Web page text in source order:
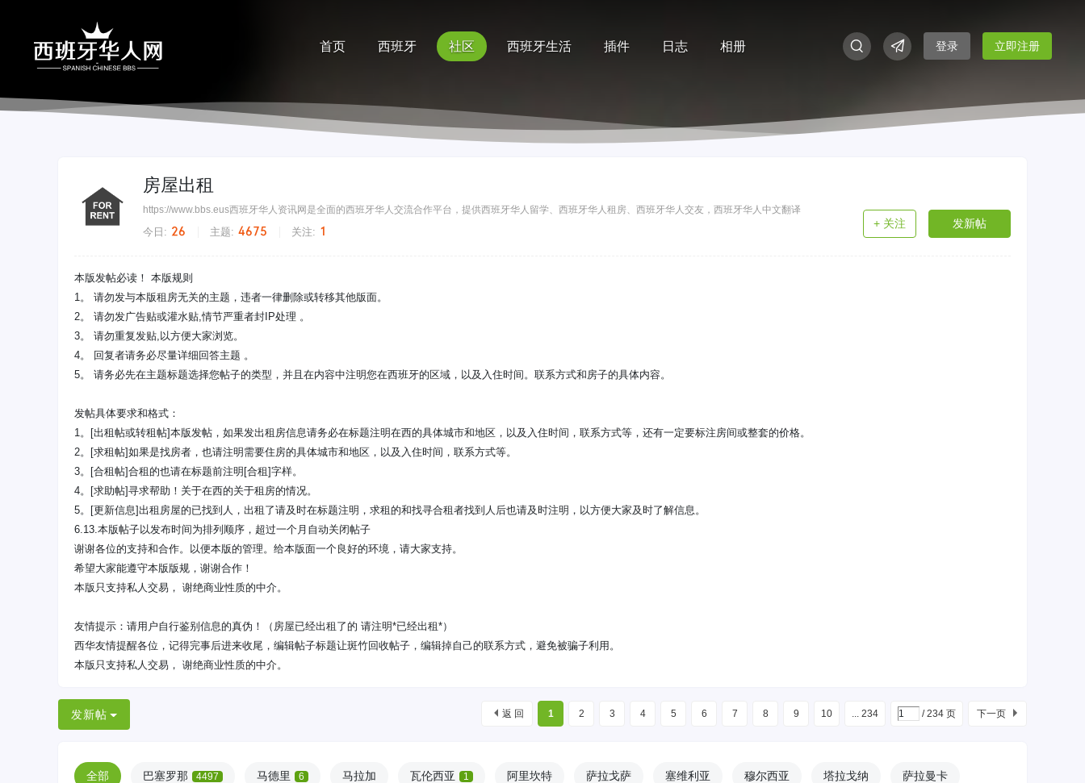
首页 西班牙 社区 西班牙生活 插件 日志 相册 登录 立即注册
房屋出租
https://www.bbs.eus西班牙华人资讯网是全面的西班牙华人交流合作平台，提供西班牙华人留学、西班牙华人租房、西班牙华人交友，西班牙华人中文翻译
今日: 26 主题: 4675 关注: 1 + 关注 发新帖
本版发帖必读！ 本版规则
1。 请勿发与本版租房无关的主题，违者一律删除或转移其他版面。
2。 请勿发广告贴或灌水贴,情节严重者封IP处理 。
3。 请勿重复发贴,以方便大家浏览。
4。 回复者请务必尽量详细回答主题 。
5。 请务必先在主题标题选择您帖子的类型，并且在内容中注明您在西班牙的区域，以及入住时间。联系方式和房子的具体内容。
发帖具体要求和格式：
1。[出租帖或转租帖]本版发帖，如果发出租房信息请务必在标题注明在西的具体城市和地区，以及入住时间，联系方式等，还有一定要标注房间或整套的价格。
2。[求租帖]如果是找房者，也请注明需要住房的具体城市和地区，以及入住时间，联系方式等。
3。[合租帖]合租的也请在标题前注明[合租]字样。
4。[求助帖]寻求帮助！关于在西的关于租房的情况。
5。[更新信息]出租房屋的已找到人，出租了请及时在标题注明，求租的和找寻合租者找到人后也请及时注明，以方便大家及时了解信息。
6.13.本版帖子以发布时间为排列顺序，超过一个月自动关闭帖子
谢谢各位的支持和合作。以便本版的管理。给本版面一个良好的环境，请大家支持。
希望大家能遵守本版版规，谢谢合作！
本版只支持私人交易， 谢绝商业性质的中介。
友情提示：请用户自行鉴别信息的真伪！（房屋已经出租了的 请注明*已经出租*）
西华友情提醒各位，记得完事后进来收尾，编辑帖子标题让斑竹回收帖子，编辑掉自己的联系方式，避免被骗子利用。
本版只支持私人交易， 谢绝商业性质的中介。
1 2 3 4 5 6 7 8 9 10 ... 234 / 234 页 下一页
返 回
发新帖
全部 巴塞罗那 4497 马德里 6 马拉加 瓦伦西亚 1 阿里坎特 萨拉戈萨 塞维利亚 穆尔西亚 塔拉戈纳 萨拉曼卡